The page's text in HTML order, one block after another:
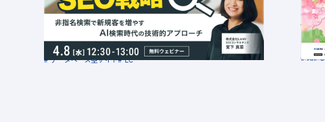
定員数：500名
金額：無料
場所：オンライン
データベース型サイト EC
定員
金額
場所
AI